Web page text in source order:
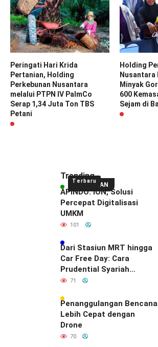
Peringati Hari Krida
Pertanian, Holding
Perkebunan Nusantara
melalui PTPN IV PalmCo
Serap 1,34 Juta Ton TBS
Petani
Holding
Nusantara
Minyak
600
Sejam di
UNGGULAN
Terbaru
Trending
APINDO: ION, Solusi
Percepat Digitalisasi
UMKM
101
Dari Stasiun MRT hingga
Car Free Day: Cara
Prudential Syariah
Merayakan yang Nomor
Indonesia
71
Penanggulangan Bencana
Lebih Cepat dengan
Drone
70